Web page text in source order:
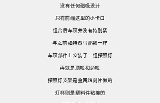
没有任何磁吸设计
只有前端这里的小卡口
组合后车顶并没有特别紧
与之前福特烈马那款一样
车顶部件上安装了一组探照灯
再就是顶帐和边帐
探照灯支架是金属蚀刻片做的
灯杯则是塑料件粘接的